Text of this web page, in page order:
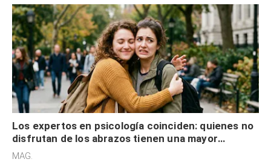
Los expertos en psicología coinciden: quienes no
disfrutan de los abrazos tienen una mayor
sensibilidad a los estímulos físicos y no es por
MAG.